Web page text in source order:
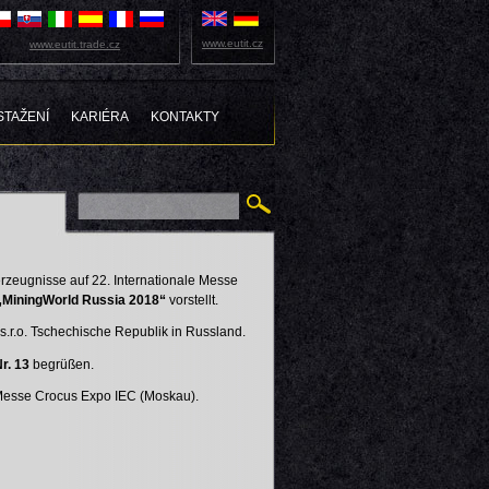
KARIÉRA KONTAKTY
www.eutit.trade.cz www.eutit.cz
auf 22. Internationale Messe
Russia 2018“ vorstellt.
Tschechische Republik in Russland.
13 begrüßen.
Crocus Expo IEC (Moskau).